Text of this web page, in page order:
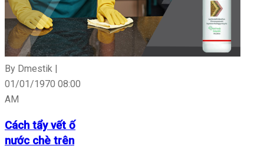
By Dmestik |
01/01/1970 08:00
AM
Cách tẩy vết ố
nước chè trên